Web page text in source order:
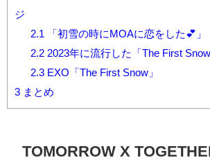
ジ
2.1
「初雪の時にMOAに恋をした💕」
2.22023年に流行した「The First
2.3EXO「The First Snow」
3 まとめ
TOMORROW X